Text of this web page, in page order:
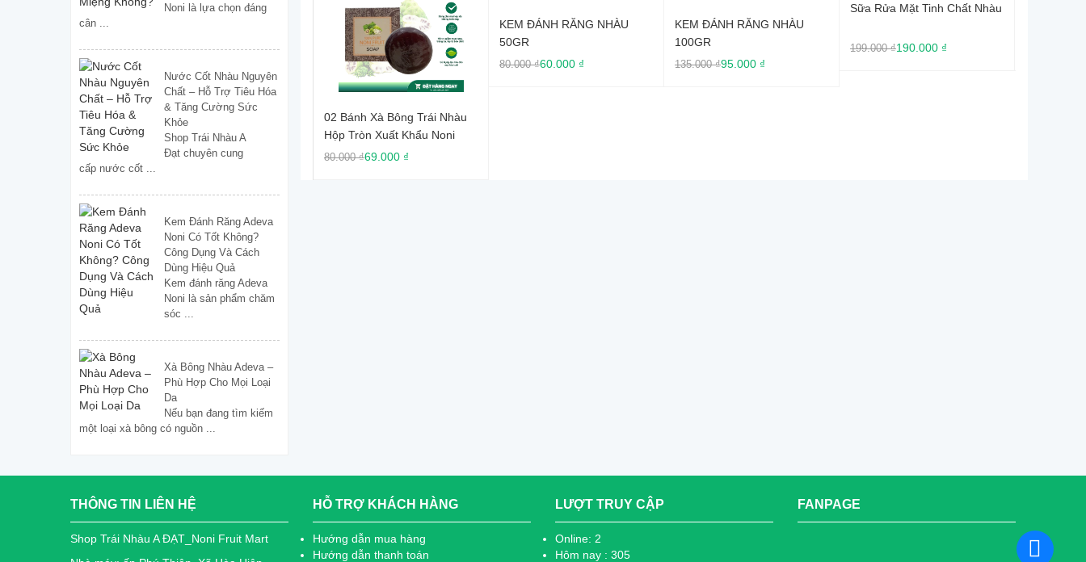
Noni là lựa chọn đáng
cân ...
Nước Cốt Nhàu Nguyên
Chất – Hỗ Trợ Tiêu Hóa
& Tăng Cường Sức
Khỏe
Shop Trái Nhàu A
Đạt chuyên cung
cấp nước cốt ...
Kem Đánh Răng Adeva
Noni Có Tốt Không?
Công Dụng Và Cách
Dùng Hiệu Quả
Kem đánh răng Adeva
Noni là sản phẩm chăm
sóc ...
Xà Bông Nhàu Adeva –
Phù Hợp Cho Mọi Loại
Da
Nếu bạn đang tìm kiếm
một loại xà bông có nguồn ...
02 Bánh Xà Bông Trái Nhàu
Hộp Tròn Xuất Khẩu Noni
Soap
80.000 ₫69.000 ₫
KEM ĐÁNH RĂNG NHÀU
50GR
80.000 ₫60.000 ₫
KEM ĐÁNH RĂNG NHÀU
100GR
135.000 ₫95.000 ₫
199.000 ₫
Nước Súc Miệng Nhàu
99.000 ₫89.000 ₫
THÔNG TIN LIÊN HỆ
Shop Trái Nhàu A ĐẠT_Noni Fruit Mart
HỖ TRỢ KHÁCH HÀNG
Hướng dẫn mua hàng
Hướng dẫn thanh toán
LƯỢT TRUY CẬP
Online: 2
Hôm nay : 305
FANPAGE